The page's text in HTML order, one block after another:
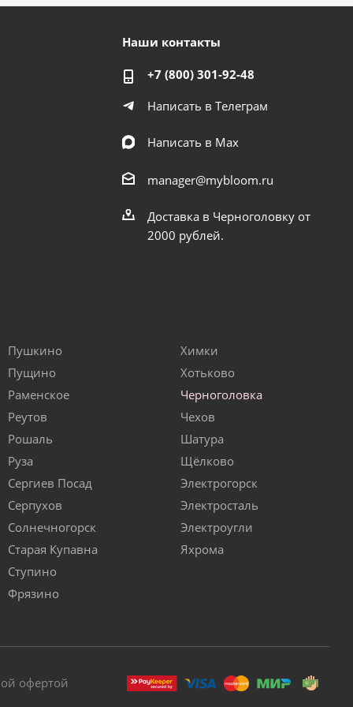
Наши контакты
+7 (800) 301-92-48
Написать в Телеграм
Написать в Мах
manager@mybloom.ru
Доставка в Черноголовку от
2000 рублей.
Пушкино
Пущино
Раменское
Реутов
Рошаль
Руза
Сергиев Посад
Серпухов
Солнечногорск
Старая Купавна
Ступино
Фрязино
Химки
Хотьково
Черноголовка
Чехов
Шатура
Щёлково
Электрогорск
Электросталь
Электроугли
Яхрома
офертой